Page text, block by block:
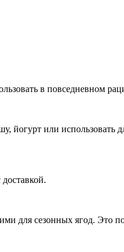
в повседневном
йогурт или
сезонных ягод. Это